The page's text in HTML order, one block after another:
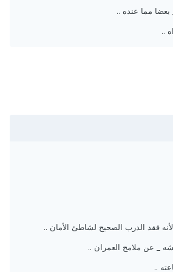
مما عنده ..
فقد الدرب الصحيح لشاطئ الأمان ..
_ عن ملامح العمران ..
..